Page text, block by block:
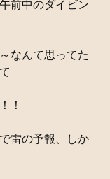
前中のダイビン
なんて思ってた
！
雷の予報、しか